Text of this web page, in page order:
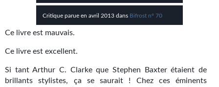
Quarante-Deux
Kvasar
Wotan
Critique parue en avril 2013 dans Bifrost n° 70
Ce livre est mauvais.
Ce livre est excellent.
Si tant Arthur C. Clarke que Stephen Baxter étaient de
brillants stylistes, ça se saurait ! Chez ces éminents